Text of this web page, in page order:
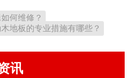
何维修？
地板的专业措施有哪些？
讯